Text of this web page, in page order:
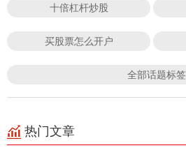
十倍杠杆炒股
买股票怎么开户
全部话题标签
热门文章